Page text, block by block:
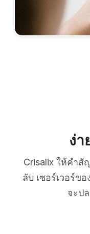
ง่
Crisalix ให้คำ
ลับ เซอร์เวอร์ข
จะป